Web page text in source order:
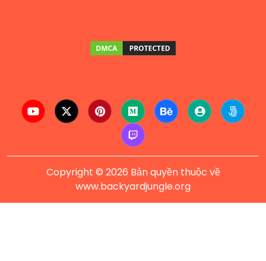
Copyright © 2026 Bản quyền thuộc về
www.backyardjungle.org